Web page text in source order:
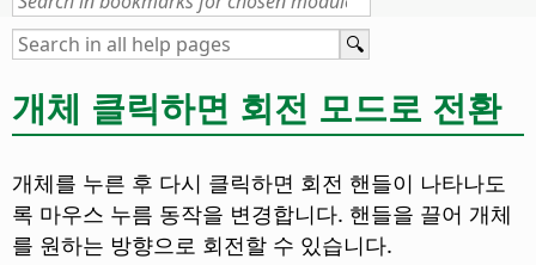
개체 클릭하면 회전 모드로 전환
개체를 누른 후 다시 클릭하면 회전 핸들이 나타나도
록 마우스 누름 동작을 변경합니다. 핸들을 끌어 개체
를 원하는 방향으로 회전할 수 있습니다.